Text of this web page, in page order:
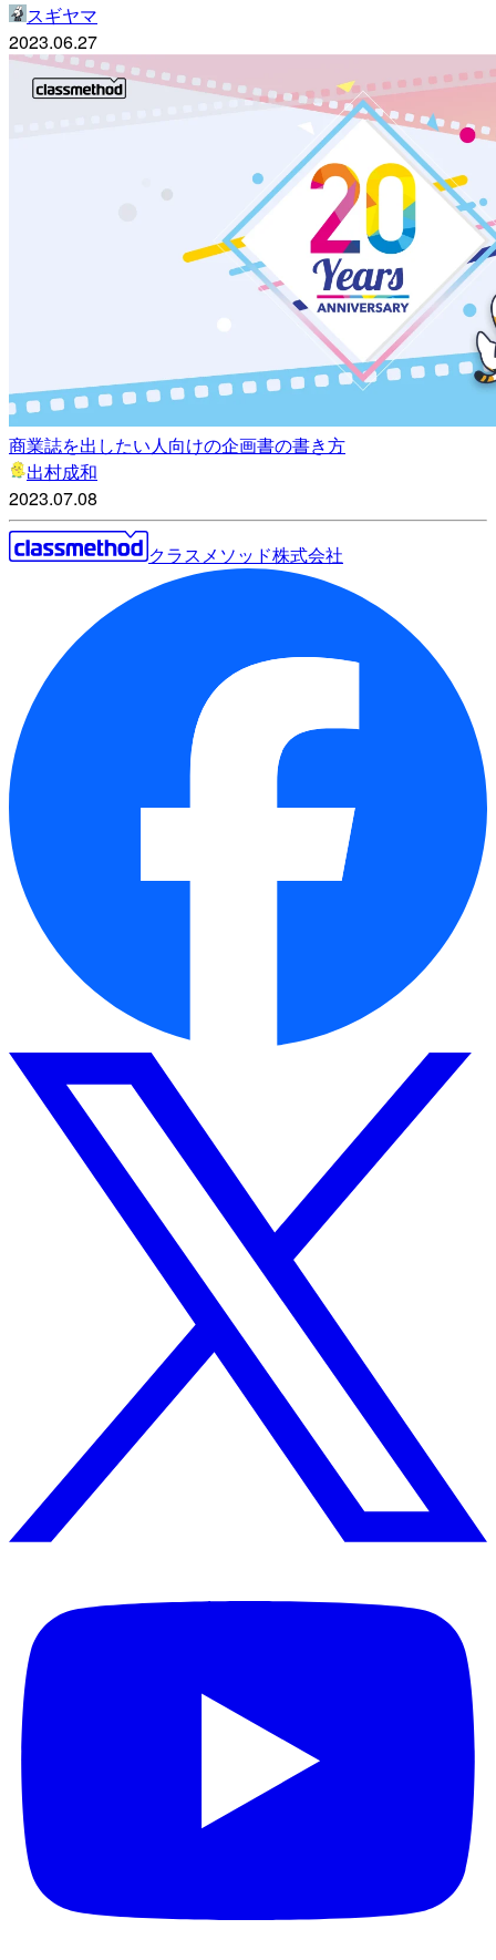
スギヤマ
2023.06.27
商業誌を出したい人向けの企画書の書き方
出村成和
2023.07.08
クラスメソッド株式会社